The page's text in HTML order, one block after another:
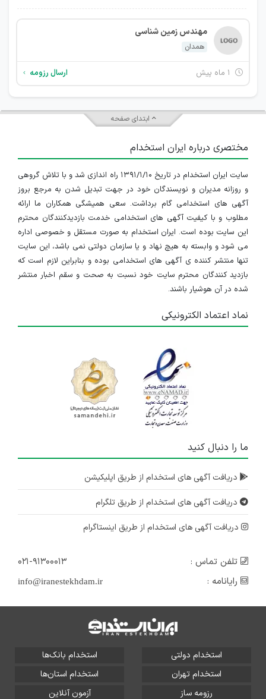
مهندس زمین شناسی
همدان
ارسال رزومه
ابتدای صفحه
مختصری درباره ایران استخدام
سایت ایران استخدام در تاریخ ۱۳۹۱/۱/۱۰ راه اندازی شد و با تلاش گروهی
و روزانه مدیران و نویسندگان خود در جهت تبدیل شدن به مرجع بروز
آگهی های استخدامی گام برداشت. سعی همیشگی همکاران ما ارائه
مطلوب و با کیفیت آگهی های استخدامی خدمت بازدیدکنندگان محترم
این سایت بوده است. ایران استخدام به صورت مستقل و خصوصی اداره
می شود و وابسته به هیچ نهاد و یا سازمان دولتی نمی باشد، این سایت
تنها منتشر کننده ی آگهی های استخدامی بوده و بنابراین لازم است که
بازدید کنندگان محترم سایت خود نسبت به صحت و سقم اخبار منتشر
شده در آن هوشیار باشند.
نماد اعتماد الکترونیکی
ما را دنبال کنید
دریافت آگهی های استخدام از طریق اپلیکیشن
دریافت آگهی های استخدام از طریق تلگرام
دریافت آگهی های استخدام از طریق اینستاگرام
تلفن تماس :
۰۲۱-۹۱۳۰۰۰۱۳
رایانامه :
info@iranestekhdam.ir
استخدام دولتی
استخدام بانک‌ها
استخدام تهران
استخدام استان‌ها
رزومه ساز
آزمون آنلاین